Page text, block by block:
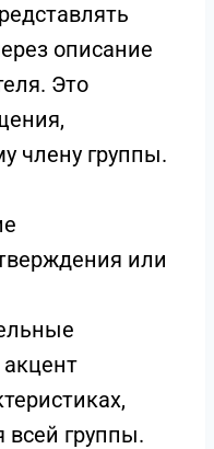
описание
Это
члену группы.
или
всей группы.